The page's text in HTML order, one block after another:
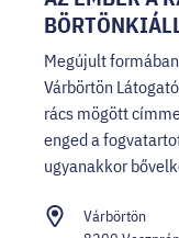
Megújult
Várbörtön
rács mögött
enged a
ugyanakkor
Várbörtön